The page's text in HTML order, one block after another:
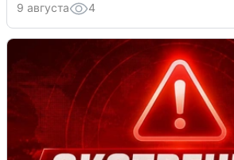
9 августа 4